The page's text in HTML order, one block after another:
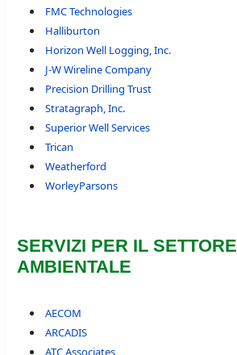
FMC Technologies
Halliburton
Horizon Well Logging, Inc.
J-W Wireline Company
Precision Drilling Trust
Stratagraph, Inc.
Superior Well Services
Trican
Weatherford
WorleyParsons
SERVIZI PER IL SETTORE
AMBIENTALE
AECOM
ARCADIS
ATC Associates